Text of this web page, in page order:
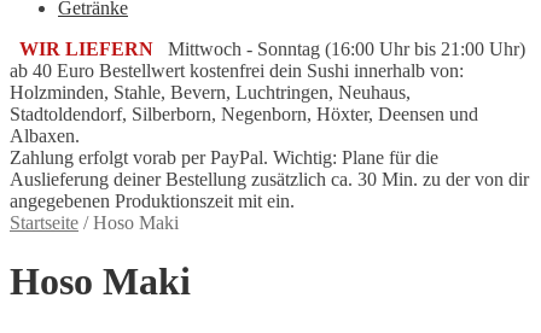
Getränke
WIR LIEFERN
Mittwoch - Sonntag (16:00 Uhr bis 21:00 Uhr)
ab 40 Euro Bestellwert kostenfrei dein Sushi innerhalb von:
Holzminden, Stahle, Bevern, Luchtringen, Neuhaus,
Stadtoldendorf, Silberborn, Negenborn, Höxter, Deensen und
Albaxen.
Zahlung erfolgt vorab per PayPal. Wichtig: Plane für die
Auslieferung deiner Bestellung zusätzlich ca. 30 Min. zu der von dir
angegebenen Produktionszeit mit ein.
Startseite /Hoso Maki
Hoso Maki